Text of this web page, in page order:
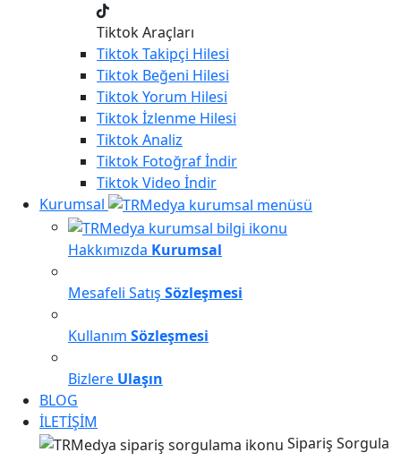
Tiktok Araçları
TiktokTakipçi Hilesi
Tiktok Beğeni Hilesi
TiktokYorum Hilesi
Tiktokİzlenme Hilesi
TiktokAnaliz
Tiktok Fotoğraf İndir
TiktokVideo İndir
Kurumsal
Hakkımızda Kurumsal
Mesafeli Satış Sözleşmesi
Kullanım Sözleşmesi
Bizlere Ulaşın
BLOG
İLETİŞİM
Sipariş Sorgula